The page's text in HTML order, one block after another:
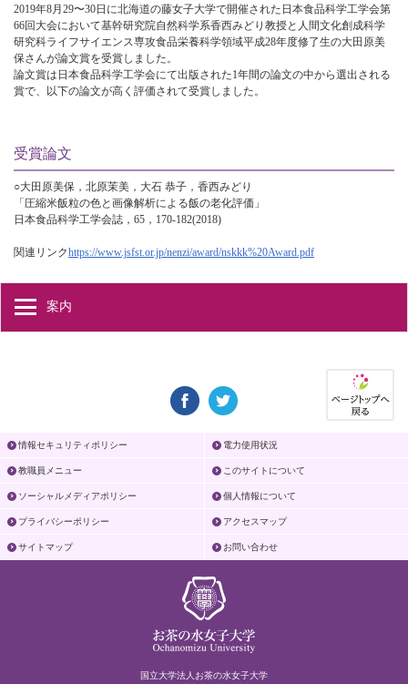
2019年8月29〜30日に北海道の藤女子大学で開催された日本食品科学工学会第
66回大会において基幹研究院自然科学系香西みどり教授と人間文化創成科学
研究科ライフサイエンス専攻食品栄養科学領域平成28年度修了生の大田原美
保さんが論文賞を受賞しました。
論文賞は日本食品科学工学会にて出版された1年間の論文の中から選出される
賞で、以下の論文が高く評価されて受賞しました。
受賞論文
○大田原美保，北原茉美，大石 恭子，香西みどり
「圧縮米飯粒の色と画像解析による飯の老化評価」
日本食品科学工学会誌，65，170-182(2018)
関連リンクhttps://www.jsfst.or.jp/nenzi/award/nskkk%20Award.pdf
案内
情報セキュリティポリシー 電力使用状況
教職員メニュー このサイトについて
ソーシャルメディアポリシー 個人情報について
プライバシーポリシー アクセスマップ
サイトマップ お問い合わせ
国立大学法人お茶の水女子大学